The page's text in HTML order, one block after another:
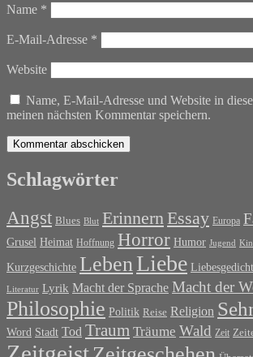
Name *
E-Mail-Adresse *
Website
Name, E-Mail-Adresse und Website in
meinen nächsten Kommentar speichern.
Schlagwörter
Angst Blues Blut Erinnern Essay Europa
Grusel Heimat Hoffnung Horror Humor Jugend
Kurzgeschichte Leben Liebe Liebesgedicht
Literatur Lyrik Macht der Sprache Macht der
Philosophie Politik Reise Religion
Word Stadt Tod Traum Träume Wald Zeit